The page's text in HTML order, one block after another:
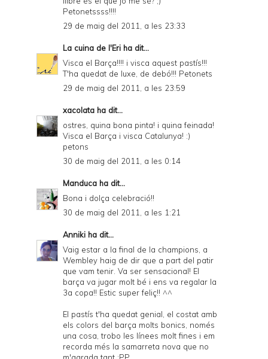
Petonetssss!!!!
29 de maig del 2011, a les 23:33
La cuina de l'Eri ha dit...
Visca el Barça!!!! i visca aquest pastís!!!
T'ha quedat de luxe, de debó!!! Petonets
29 de maig del 2011, a les 23:59
xacolata ha dit...
ostres, quina bona pinta! i quina feinada!
Visca el Barça i visca Catalunya! :)
petons
30 de maig del 2011, a les 0:14
Manduca ha dit...
Bona i dolça celebració!!
30 de maig del 2011, a les 1:21
Anniki ha dit...
Vaig estar a la final de la champions, a
Wembley haig de dir que a part del patir
que vam tenir. Va ser sensacional! El
barça va jugar molt bé i ens va regalar la
3a copa!! Estic super feliç!! ^^
El pastís t'ha quedat genial, el costat amb
els colors del barça molts bonics, només
una cosa, trobo les línees molt fines i em
recorda més la samarreta nova que no
m'agrada tant :PP